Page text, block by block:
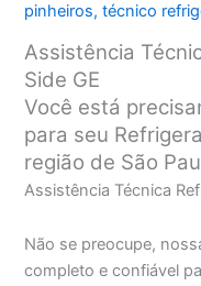
pinheiros,técnico
Assistência
Side GE
Você está
para seu
região de São
Assistência Técnica
Não se preocupe,
completo e confiável